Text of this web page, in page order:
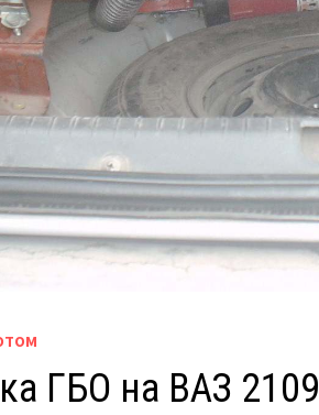
ГБО на ВАЗ 2109